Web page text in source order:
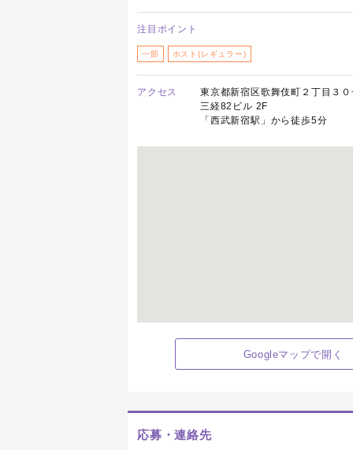
注目ポイント
一部 ホスト(レギュラー)
アクセス
東京都新宿区歌舞伎町２丁目３
三経82ビル 2F
「西武新宿駅」から徒歩5分
Googleマップで開く
応募・連絡先